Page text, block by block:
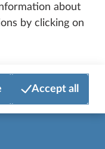
about
by clicking on
Accept all